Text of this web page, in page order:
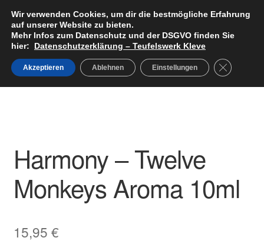
Zur
Navigation
springen
Zum
Inhalt
springen
Teufelswerk Kleve
Startseite
Hardware
Liquids
Big Puff
Basen & Nikotin
Start Aromen Harmony – Twelve Monkeys Aroma 10ml
Harmony – Twelve
Monkeys Aroma 10ml
15,95 €
Wir verwenden Cookies, um dir die bestmögliche Erfahrung
auf unserer Website zu bieten.
Mehr Infos zum Datenschutz und der DSGVO finden Sie
hier: Datenschutzerklärung – Teufelswerk Kleve
Akzeptieren Ablehnen Einstellungen GDPR